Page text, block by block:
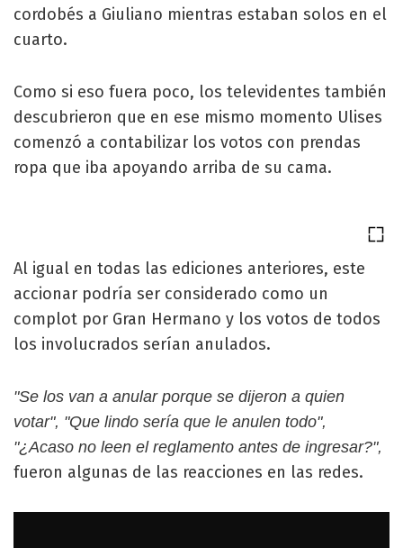
cordobés a Giuliano mientras estaban solos en el
cuarto.
Como si eso fuera poco, los televidentes también
descubrieron que en ese mismo momento Ulises
comenzó a contabilizar los votos con prendas
ropa que iba apoyando arriba de su cama.
Al igual en todas las ediciones anteriores, este
accionar podría ser considerado como un
complot por Gran Hermano y los votos de todos
los involucrados serían anulados.
"Se los van a anular porque se dijeron a quien
votar", "Que lindo sería que le anulen todo",
"¿Acaso no leen el reglamento antes de ingresar?",
fueron algunas de las reacciones en las redes.